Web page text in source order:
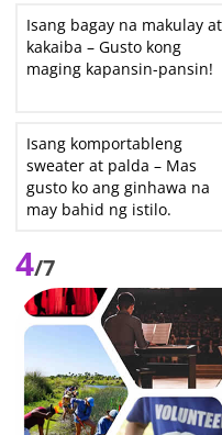
Isang bagay na makulay at
kakaiba – Gusto kong
maging kapansin-pansin!
Isang komportableng
sweater at palda – Mas
gusto ko ang ginhawa na
may bahid ng istilo.
4/7